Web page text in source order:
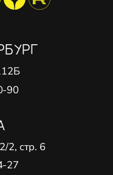
90
2, стр. 6
27